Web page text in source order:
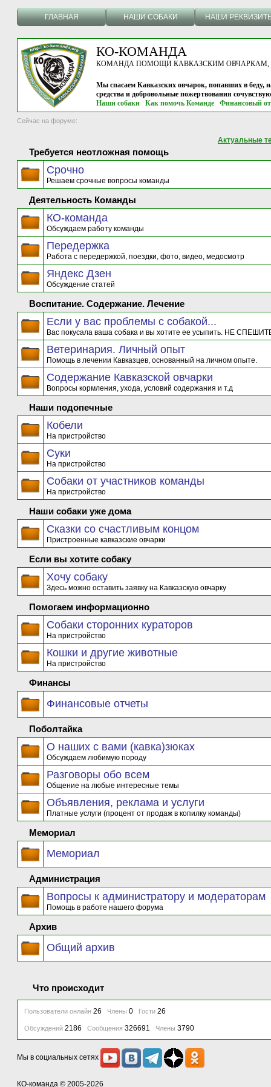
ГЛАВНАЯ НАШИ СОБАКИ НАШИ
КО-КОМАНДА
КОМАНДА ПОМОЩИ КАВКАЗСКИМ ОВЧАРКАМ, г.
Мы спасаем Кавказских овчарок, попавших в беду,
средства и добровольные пожертвования
Наши собаки
Как помочь Команде Финансовый
Сейчас на форуме:
Актуальные
Требуется неотложная помощь
Срочно
Решаем срочные вопросы команды
Деятельность Команды
КО-команда
Обсуждаем работу команды
Передержка
Работа с передержкой, поездки, фото, видео, медосмотр
Яндекс Дзен
Обсуждение статей
Воспитание. Содержание. Лечение
Если у вас проблемы с собакой...
Вас покусала ваша собака и вы хотите ее усыпить. НЕ
Ветеринария. Личный опыт
Помощь в лечении Кавказцев, основанный на личном опыте.
Содержание Кавказской овчарки
Вопросы кормления, ухода, условий содержания и т.д
Наши подопечные
Кобели
На пристройство
Суки
На пристройство
Собаки от участников команды
На пристройство
Наши собаки уже дома
Сказки со счастливым концом
Пристроенные кавказские овчарки
Если вы хотите собаку
Хочу собаку
Здесь можно оставить заявку на Кавказскую овчарку
Помогаем информационно
Собаки сторонних кураторов
На пристройство
Кошки и другие животные
На пристройство
Финансы
Финансовые отчеты
Поболтайка
О наших с вами (кавка)зюках
Обсуждаем любимую породу
Разговоры обо всем
Общение на любые интересные темы
Объявления, реклама и услуги
Платные услуги (процент от продаж в копилку команды)
Мемориал
Мемориал
Администрация
Вопросы к администратору и модераторам
Помощь в работе нашего форума
Архив
Общий архив
Что происходит
Пользователи онлайн 26 Члены 0 Гости 26
Обсуждений 2186 Сообщения 326691 Члены 3790
Мы в социальных сетях
КО-команда © 2005-2026